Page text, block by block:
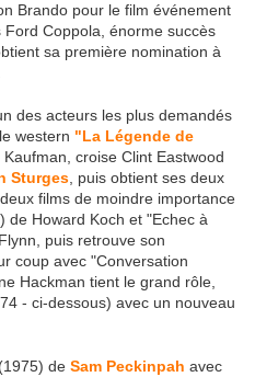
Brando pour le film événement
Ford Coppola, énorme succès
sa première nomination à
des acteurs les plus demandés
western "La Légende de
croise Clint Eastwood
Sturges , puis obtient ses deux
films de moindre importance
de Howard Koch et "Echec à
puis retrouve son
coup avec "Conversation
Hackman tient le grand rôle,
- ci-dessous) avec un nouveau
(1975) de Sam Peckinpah avec